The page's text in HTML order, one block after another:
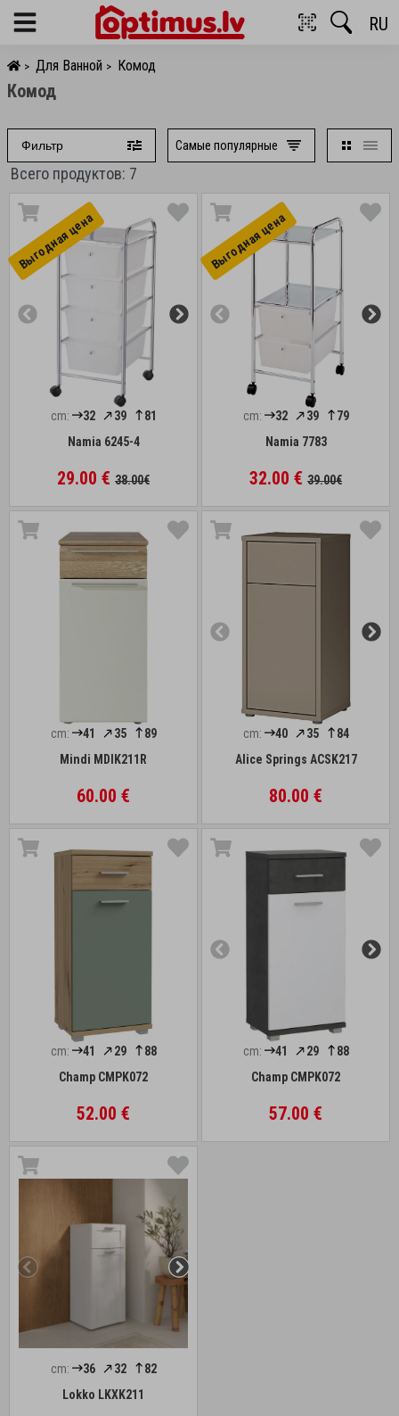
Menu RU
> Для Ванной > Комод
Комод
Фильтр Самые популярные
Всего продуктов: 7
Выгоднaя цена
cm: 32 39
81
Namia 6245-4
29.00 € 38.00€
Выгоднaя цена
cm: 32 39
79
Namia 7783
32.00 € 39.00€
cm: 41 35
89
Mindi MDIK211R
60.00 €
cm: 40 35
84
Alice Springs ACSK217
80.00 €
cm: 41 29
88
Champ CMPK072
52.00 €
cm: 41 29
88
Champ CMPK072
57.00 €
cm: 36 32
82
Lokko LKXK211